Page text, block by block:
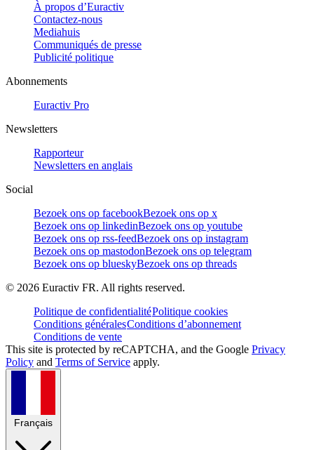
À propos d’Euractiv
Contactez-nous
Mediahuis
Communiqués de presse
Publicité politique
Abonnements
Euractiv Pro
Newsletters
Rapporteur
Newsletters en anglais
Social
Bezoek ons op facebookBezoek ons op x
Bezoek ons op linkedinBezoek ons op youtube
Bezoek ons op rss-feedBezoek ons op instagram
Bezoek ons op mastodonBezoek ons op telegram
Bezoek ons op blueskyBezoek ons op threads
© 2026 Euractiv FR. All rights reserved.
Politique de confidentialitéPolitique cookies
Conditions généralesConditions d’abonnement
Conditions de vente
This site is protected by reCAPTCHA, and the Google Privacy
Policy and Terms of Service apply.
Français